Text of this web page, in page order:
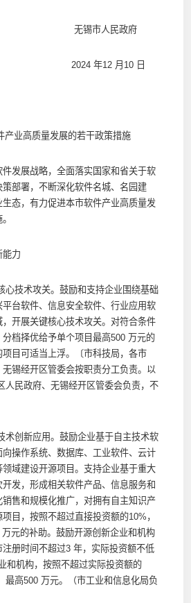
无锡市人民政府
2024 年12 月10 日
产业高质量发展的若干政策措施
发展战略，全面落实国家和省关于软
部署，不断深化软件名城、名园建
态，有力促进本市软件产业高质量发
力
技术攻关。鼓励和支持企业围绕基础
台软件、信息安全软件、行业应用软
开展关键核心技术攻关。对符合条件
档择优给予单个项目最高500 万元的
目可适当上浮。〔市科技局，各市
无锡经开区管委会按职责分工负责。以
人民政府、无锡经开区管委会负责，不
创新应用。鼓励企业基于自主技术软
操作系统、数据库、工业软件、云计
域建设开源项目。支持企业基于重大
发，形成相关软件产品、信息服务和
售和规模化推广，对拥有自主知识产
目，按照不超过直接投资额的10%，
元的补助。鼓励开源创新企业和机构
册时间不超过3 年，实际投资额不低
和机构，按照不超过实际投资额的
最高500 万元。（市工业和信息化局负